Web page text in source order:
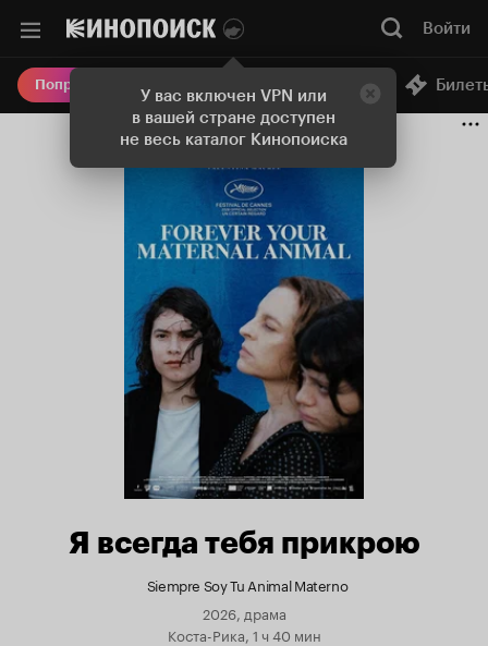
У вас включен VPN или
в вашей стране доступен
не весь каталог Кинопоиска
Войти
Попробовать Плюс Онлайн-кинотеатр
Я всегда тебя прикрою
Siempre Soy Tu Animal Materno
2026, драма
Коста-Рика, 1 ч 40 мин